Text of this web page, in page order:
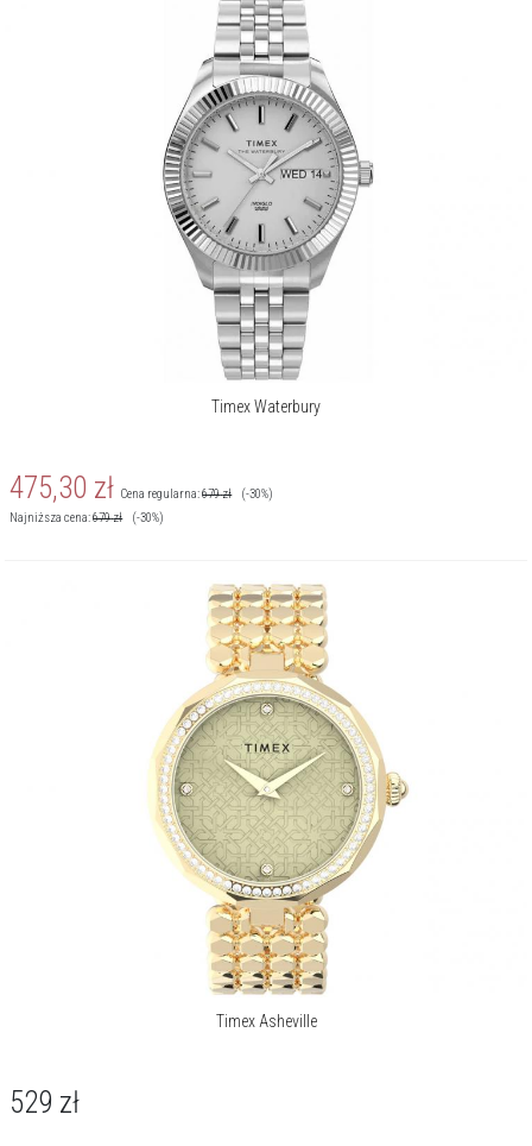
zegarmistrzostwa. Każdy model emanuje ponadczasowym urokiem i
wyrafinowaną prostotą, podkreślając naturalny styl i pewność siebie
współczesnej kobiety. To zegarki stworzone z myślą o tych, które
cenią klasykę w nowoczesnym wydaniu.
Timex – słowo to przychodzi na myśl jako jedno z pierwszych w
kontekście zegarka. Marka znana na całym świecie, lubiana i
wiarygodna – jej czasomierze są praktyczne i niezawodne, nie
brakuje też wśród nich stylowych ikon, do których Timex właśnie
Timex Waterbury
475,30 zł Cena regularna:679zł
(-30%)
Najniższa cena:679zł (-30%)
Timex Asheville
529 zł